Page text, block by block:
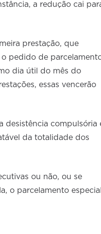
a redução cai
prestação, que
pedido de
dia útil do mês do
essas vencerão
desistência compulsória
da totalidade dos
ou não, ou se
o parcelamento